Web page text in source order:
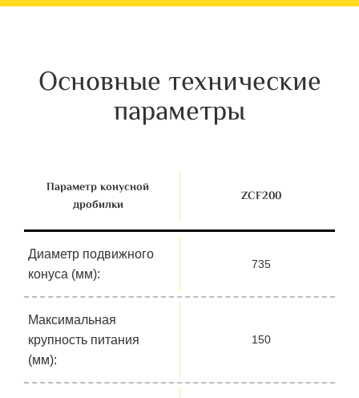
Основные технические
параметры
Параметр конусной
дробилки
ZСF200
Диаметр подвижного
конуса (мм):
735
Максимальная
крупность питания
(мм):
150